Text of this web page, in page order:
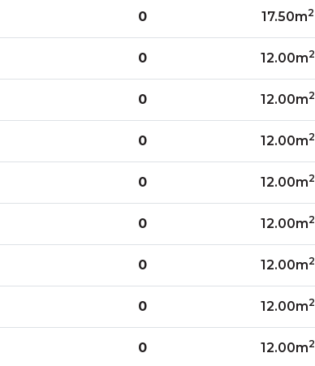
0 17.50m2
0 12.00m2
0 12.00m2
0 12.00m2
0 12.00m2
0 12.00m2
0 12.00m2
0 12.00m2
0 12.00m2